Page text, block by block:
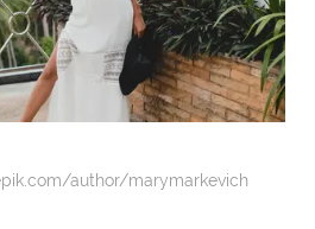
author/marymarkevich